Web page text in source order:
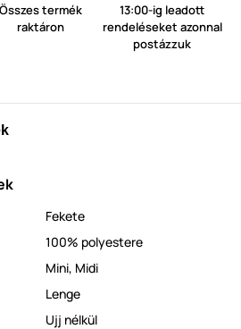
Összes termék
raktáron
13:00-ig leadott
rendeléseket azonnal
postázzuk
Fekete
100% polyestere
Mini, Midi
Lenge
Ujj nélkül